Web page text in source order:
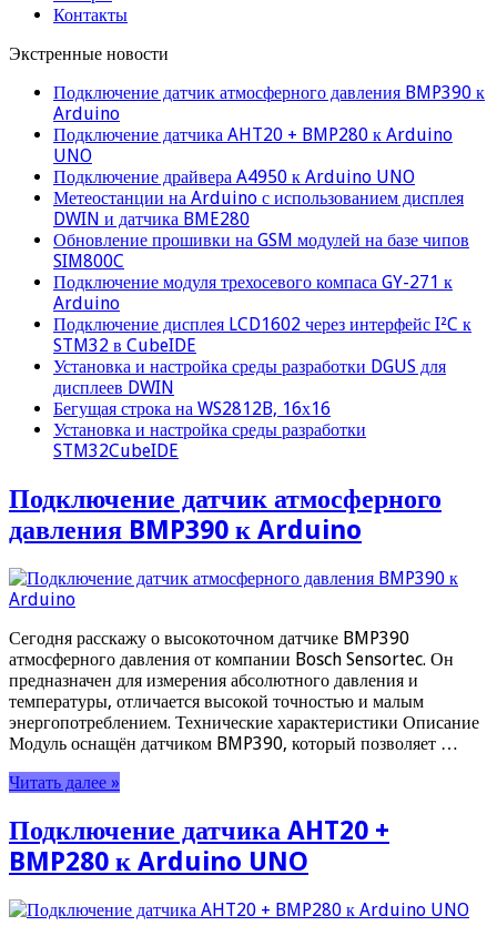
Контакты
Экстренные новости
Подключение датчик атмосферного давления BMP390 к
Arduino
Подключение датчика AHT20 + BMP280 к Arduino
UNO
Подключение драйвера A4950 к Arduino UNO
Метеостанции на Arduino с использованием дисплея
DWIN и датчика BME280
Обновление прошивки на GSM модулей на базе чипов
SIM800C
Подключение модуля трехосевого компаса GY-271 к
Arduino
Подключение дисплея LCD1602 через интерфейс I²C к
STM32 в CubeIDE
Установка и настройка среды разработки DGUS для
дисплеев DWIN
Бегущая строка на WS2812B, 16х16
Установка и настройка среды разработки
STM32CubeIDE
Подключение датчик атмосферного
давления BMP390 к Arduino
Сегодня расскажу о высокоточном датчике BMP390
атмосферного давления от компании Bosch Sensortec. Он
предназначен для измерения абсолютного давления и
температуры, отличается высокой точностью и малым
энергопотреблением. Технические характеристики Описание
Модуль оснащён датчиком BMP390, который позволяет …
Читать далее »
Подключение датчика AHT20 +
BMP280 к Arduino UNO